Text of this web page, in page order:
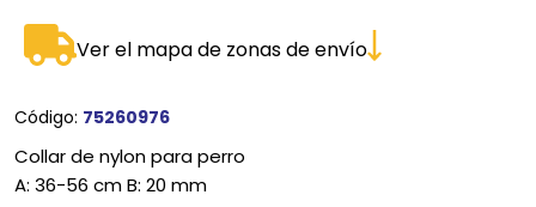
Ver el mapa de zonas de envío
Código: 75260976
Collar de nylon para perro
A: 36-56 cm B: 20 mm